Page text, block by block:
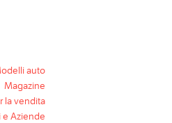
auto
Magazine
la vendita
e Aziende